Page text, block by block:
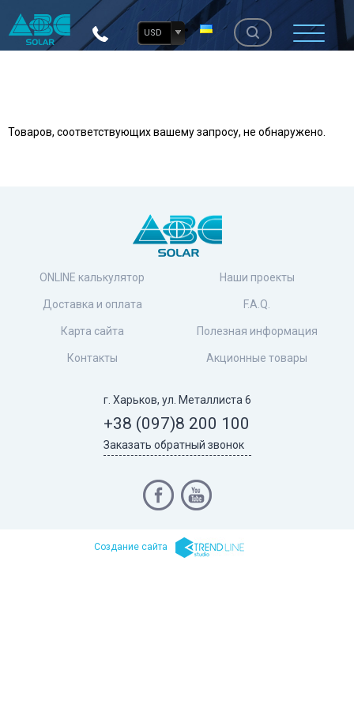
USD
Товаров, соответствующих вашему запросу, не обнаружено.
ONLINE калькулятор
Доставка и оплата
Карта сайта
Контакты
Наши проекты
F.A.Q.
Полезная информация
Акционные товары
г. Харьков, ул. Металлиста 6
+38 (097)8 200 100
Заказать обратный звонок
Cоздание сайта